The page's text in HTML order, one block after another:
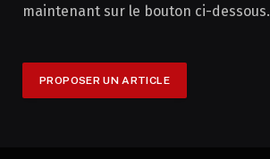
maintenant sur le bouton ci-dessous.
PROPOSER UN ARTICLE